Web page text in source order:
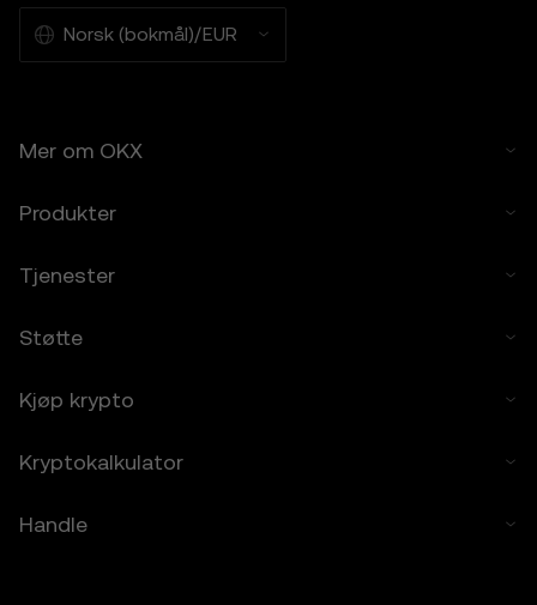
Norsk (bokmål)/EUR
Mer om OKX
Produkter
Tjenester
Støtte
Kjøp krypto
Kryptokalkulator
Handle
6.1 Kryptoaktiva har høy risiko og kan
resultere i store tap, deriblant fullstendig
tap av verdi. Kryptoaktiva egner seg kanskje
godtar at OKX ikke er ansvarlig for noen av
7. Ansvarsbegrensning
OKX og partnerne deres ikke ansvarlige for
har betalt til OKX for tilgangen til
12 månedene.